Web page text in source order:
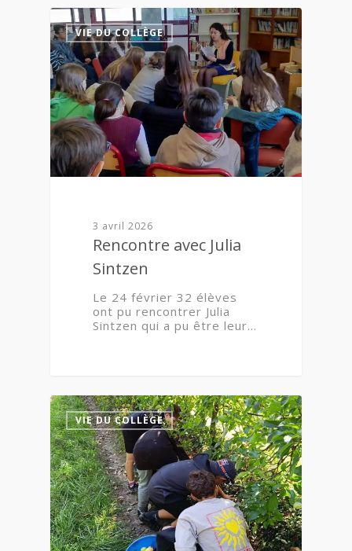
VIE DU COLLÈGE
3 avril 2026
Rencontre avec Julia
Sintzen
Le 24 février 32 élèves
ont pu rencontrer Julia
Sintzen qui a pu être leur…
0
VIE DU COLLÈGE 2